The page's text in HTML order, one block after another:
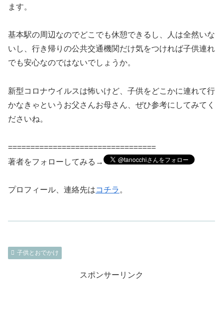
ます。
基本駅の周辺なのでどこでも休憩できるし、人は全然いな
いし、行き帰りの公共交通機関だけ気をつければ子供連れ
でも安心なのではないでしょうか。
新型コロナウイルスは怖いけど、子供をどこかに連れて行
かなきゃというお父さんお母さん、ぜひ参考にしてみてく
ださいね。
=================================
著者をフォローしてみる→
プロフィール、連絡先はコチラ 。
子供とおでかけ
スポンサーリンク